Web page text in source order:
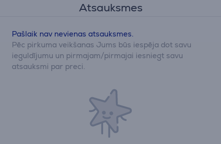
Atsauksmes
Pašlaik nav nevienas atsauksmes.
Pēc pirkuma veikšanas Jums būs iespēja dot savu
ieguldījumu un pirmajam/pirmajai iesniegt savu
atsauksmi par preci.